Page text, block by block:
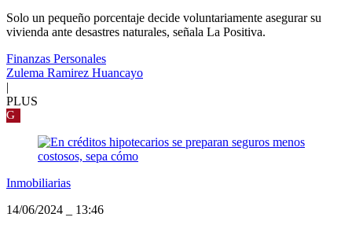
Solo un pequeño porcentaje decide voluntariamente asegurar su
vivienda ante desastres naturales, señala La Positiva.
Finanzas Personales
Zulema Ramirez Huancayo
|
PLUS
G
Inmobiliarias
14/06/2024
13:46